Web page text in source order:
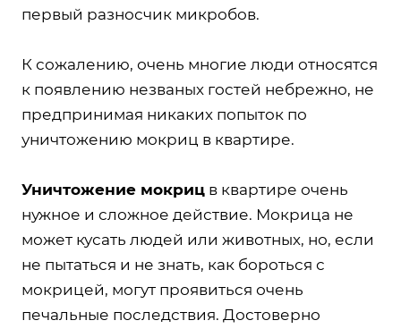
первый разносчик микробов.
К сожалению, очень многие люди относятся
к появлению незваных гостей небрежно, не
предпринимая никаких попыток по
уничтожению мокриц в квартире.
Уничтожение мокриц в квартире очень
нужное и сложное действие. Мокрица не
может кусать людей или животных, но, если
не пытаться и не знать, как бороться с
мокрицей, могут проявиться очень
печальные последствия. Достоверно